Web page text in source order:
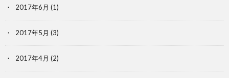
2017年6月 (1)
2017年5月 (3)
2017年4月 (2)